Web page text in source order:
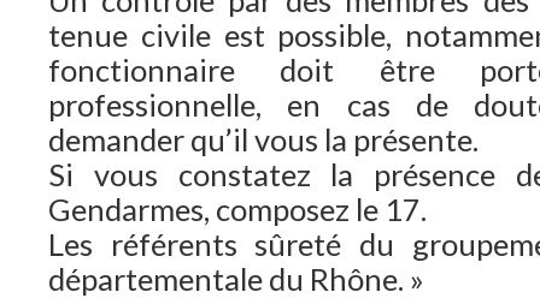
tenue civile est possible,
fonctionnaire doit être
professionnelle, en cas de
demander qu’il vous la présente.
Si vous constatez la présence
Gendarmes, composez le 17.
Les référents sûreté du
départementale du Rhône. »